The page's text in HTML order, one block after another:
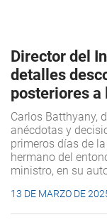
Director del
detalles
posteriores a
Carlos Batthyany,
anécdotas y
primeros días de
hermano del
ministro, en su
13 DE MARZO DE